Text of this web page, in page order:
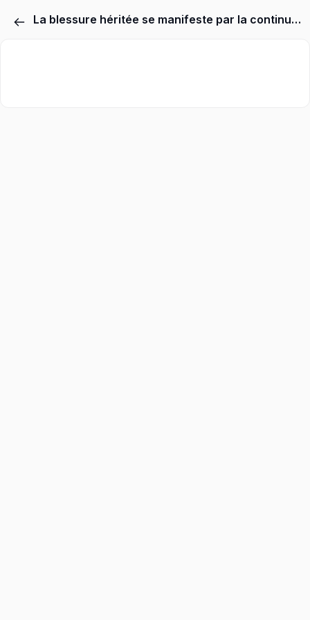
La blessure héritée se manifeste par la continuation des phénomènes d'injustices contenues dans les souvenirs